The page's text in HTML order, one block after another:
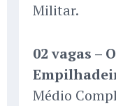
Militar.
02 vagas –
Médio